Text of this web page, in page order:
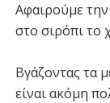
Αφαιρούμε
στο σιρόπι το
Βγάζοντας τα
είναι ακόμη